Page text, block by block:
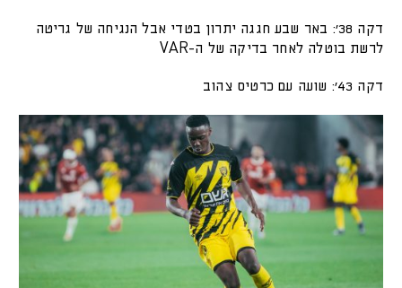
דקה 38׳: באר שבע חגגה יתרון בטדי אבל הנגיחה של גריטה
לרשת בוטלה לאחר בדיקה של ה-VAR
דקה 43׳: שועה עם כרטיס צהוב